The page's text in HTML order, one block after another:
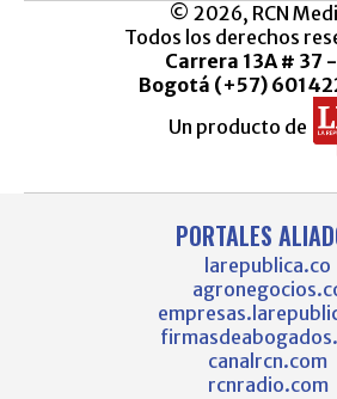
© 2026, RCN
Todos los derechos
Carrera 13A # 37
Bogotá (+57)
Un producto de
PORTALES
larepublica.co
canalrcn.com
rcnradio.com